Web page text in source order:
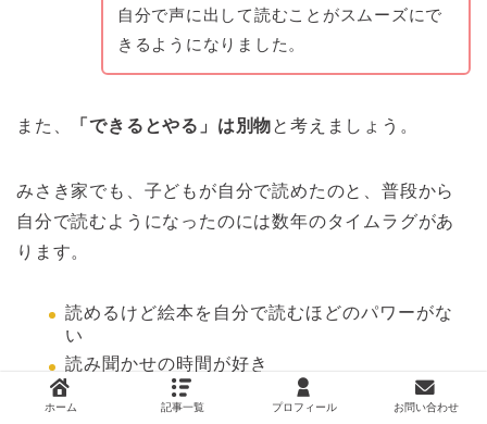
自分で声に出して読むことがスムーズにで
きるようになりました。
また、 「できるとやる」は別物と考えましょう。
みさき家でも、子どもが自分で読めたのと、普段から
自分で読むようになったのには数年のタイムラグがあ
ります。
読めるけど絵本を自分で読むほどのパワーがな
い
読み聞かせの時間が好き
ホーム 記事一覧 プロフィール お問い合わせ